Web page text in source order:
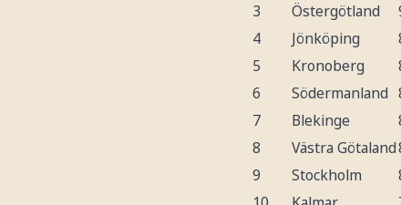
3
Östergötland
4
Jönköping
5
Kronoberg
6
Södermanland
7
Blekinge
8
Västra Götaland
9
Stockholm